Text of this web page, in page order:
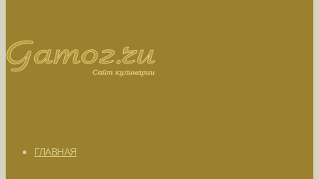
ГЛАВНАЯ